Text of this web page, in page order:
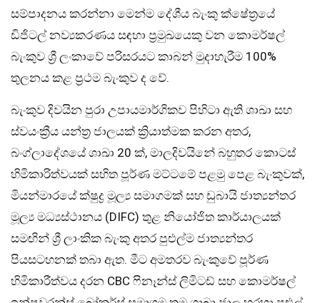
සම්පාදනය කරන්නා මෙන්ම දේශීය බැංකු ක්ෂේත්‍රයේ
ඩිජිටල් නව්‍යකරණය සඳහා ප්‍රමුඛයෙකු වන කොමර්ෂල්
බැංකුව ශ්‍රී ලංකාවේ පරිසරයට කාබන් මුදාහැරීම 100%
තුලනය කළ ප්‍රථම බැංකුව ද වේ.
බැංකුව දිවයින පුරා උපායමාර්ගිකව පිහිටා ඇති ශාඛා සහ
ස්වයංක්‍රීය යන්ත්‍ර ජාලයක් ක්‍රියාත්මක කරන අතර,
බංග්ලාදේශයේ ශාඛා 20 ක්, මාලදිවයිනේ බහුතර කොටස්
හිමිකාරිත්වයක් සහිත පූර්ණ මට්ටමේ පළමු පෙළ බැංකුවක්,
මියන්මාරයේ ක්ෂුද්‍ර මූල්‍ය සමාගමක් සහ ඩුබායි ජාත්‍යන්තර
මූල්‍ය මධ්‍යස්ථානය (DIFC) තුළ නියෝජිත කාර්යාලයක්
සමඟින් ශ්‍රී ලාංකික බැංකු අතර පුළුල්ම ජාත්‍යන්තර
පියසටහනක් තබා ඇත. මීට අමතරව බැංකුවේ පූර්ණ
හිමිකාරීත්වය දරන CBC ෆිනෑන්ස් ලිමිටඩ් සහ කොමර්ෂල්